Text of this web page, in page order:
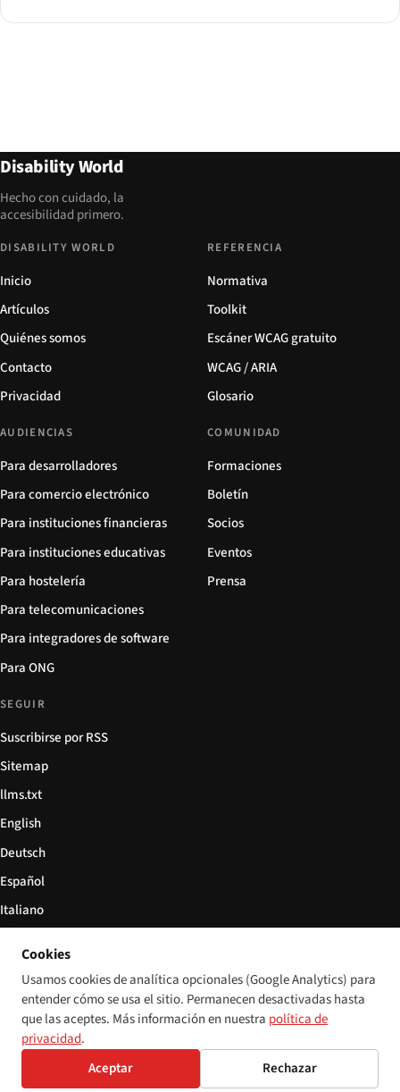
Disability World
Hecho con cuidado, la
accesibilidad primero.
DISABILITY WORLD
Inicio
Artículos
Quiénes somos
Contacto
Privacidad
REFERENCIA
Normativa
Toolkit
Escáner WCAG gratuito
WCAG / ARIA
Glosario
AUDIENCIAS
Para desarrolladores
Para comercio electrónico
Para instituciones financieras
Para instituciones educativas
Para hostelería
Para telecomunicaciones
Para integradores de software
Para ONG
COMUNIDAD
Formaciones
Boletín
Socios
Eventos
Prensa
SEGUIR
Suscribirse por RSS
Sitemap
llms.txt
English
Deutsch
Español
Italiano
© 2026 Disability World. Todos los derechos reservados. Configuración de cookies
DeutschEspañol 简体中文PolskiFrançais
Cookies
Usamos cookies de analítica opcionales (Google Analytics) para
entender cómo se usa el sitio. Permanecen desactivadas hasta
que las aceptes. Más información en nuestra política de
privacidad.
Aceptar
Rechazar